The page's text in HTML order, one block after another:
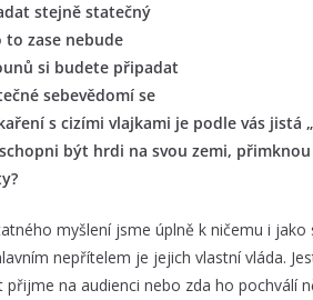
stejně statečný
to zase nebude
si budete připadat
sebevědomí se
s cizími vlajkami je podle vás jistá
být hrdi na svou zemi,
myšlení jsme úplně k ničemu i
nepřítelem je jejich vlastní vláda.
na audienci nebo zda ho pochválí